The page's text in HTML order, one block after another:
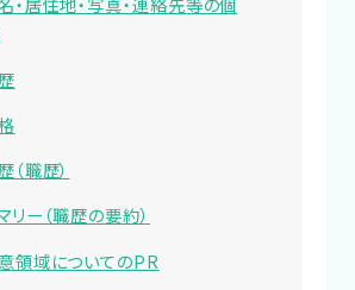
（職歴）
マリー（職歴の要約）
意領域についてのPR